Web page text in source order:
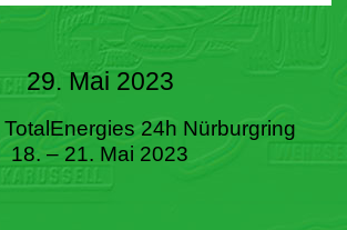
29. Mai 2023
24h Nürburgring
18. – 21. Mai 2023